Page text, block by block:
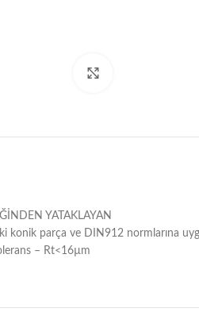
YATAKLAYAN
konik parça ve DIN912 normlarına
– Rt<16µm